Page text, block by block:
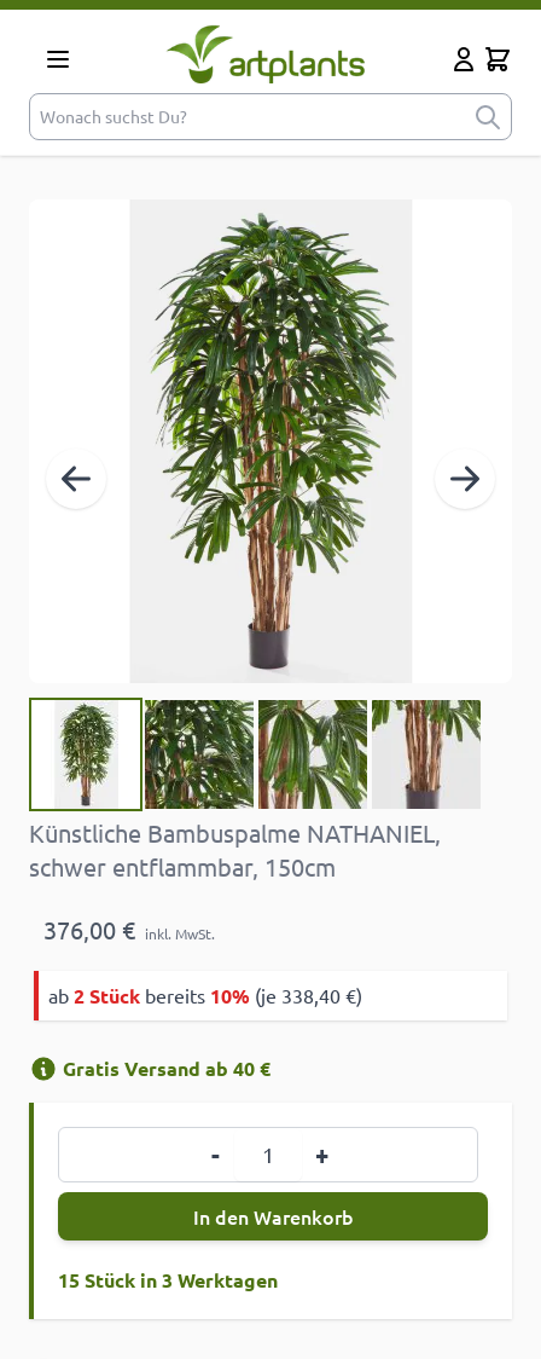
Zum Inhalt springen
Cart
Künstliche Bambuspalme NATHANIEL,
schwer entflammbar, 150cm
376,00 € inkl. MwSt.
ab 2 Stück bereits 10% (je 338,40 €)
Gratis Versand ab 40 €
- +
In den Warenkorb
15 Stück in 3 Werktagen